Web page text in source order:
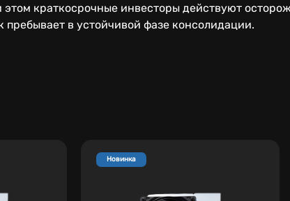
краткосрочные инвесторы действуют
пребывает в устойчивой фазе консолидации.
Новинка